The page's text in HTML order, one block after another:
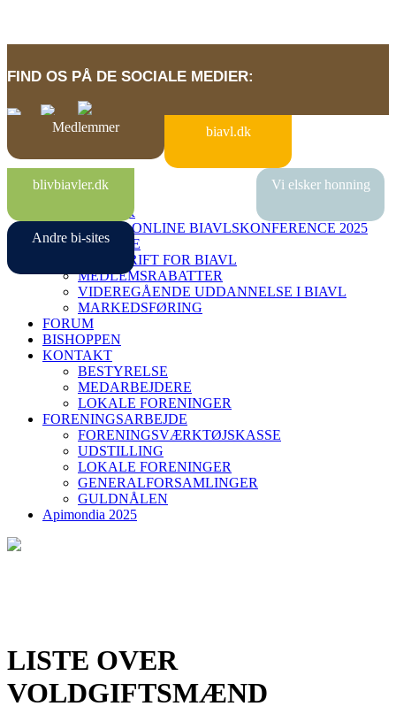
FIND OS PÅ DE SOCIALE MEDIER:
Medlemmer biavl.dk
blivbiavler.dk Vi elsker honning
Andre bi-sites
BI-SITES
MEDLEMMER
DANSK ONLINE BIAVLSKONFERENCE 2025
MIN SIDE
TIDSSKRIFT FOR BIAVL
MEDLEMSRABATTER
VIDEREGÅENDE UDDANNELSE I BIAVL
MARKEDSFØRING
FORUM
BISHOPPEN
KONTAKT
BESTYRELSE
MEDARBEJDERE
LOKALE FORENINGER
FORENINGSARBEJDE
FORENINGSVÆRKTØJSKASSE
UDSTILLING
LOKALE FORENINGER
GENERALFORSAMLINGER
GULDNÅLEN
Apimondia 2025
LISTE OVER
VOLDGIFTSMÆND